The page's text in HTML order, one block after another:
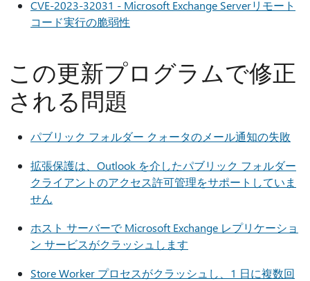
CVE-2023-32031 - Microsoft Exchange Serverリモート
コード実行の脆弱性
この更新プログラムで修正
される問題
パブリック フォルダー クォータのメール通知の失敗
拡張保護は、Outlook を介したパブリック フォルダー
クライアントのアクセス許可管理をサポートしていま
せん
ホスト サーバーで Microsoft Exchange レプリケーショ
ン サービスがクラッシュします
Store Worker プロセスがクラッシュし、1 日に複数回